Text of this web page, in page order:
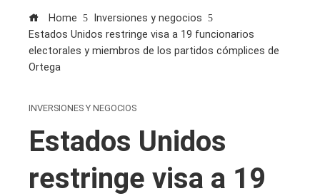
Home
Inversiones y negocios
Estados Unidos restringe visa a 19 funcionarios
electorales y miembros de los partidos cómplices de
Ortega
INVERSIONES Y NEGOCIOS
Estados Unidos
restringe visa a 19